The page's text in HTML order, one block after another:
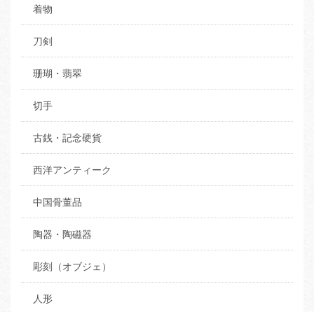
着物
刀剣
珊瑚・翡翠
切手
古銭・記念硬貨
西洋アンティーク
中国骨董品
陶器・陶磁器
彫刻（オブジェ）
人形